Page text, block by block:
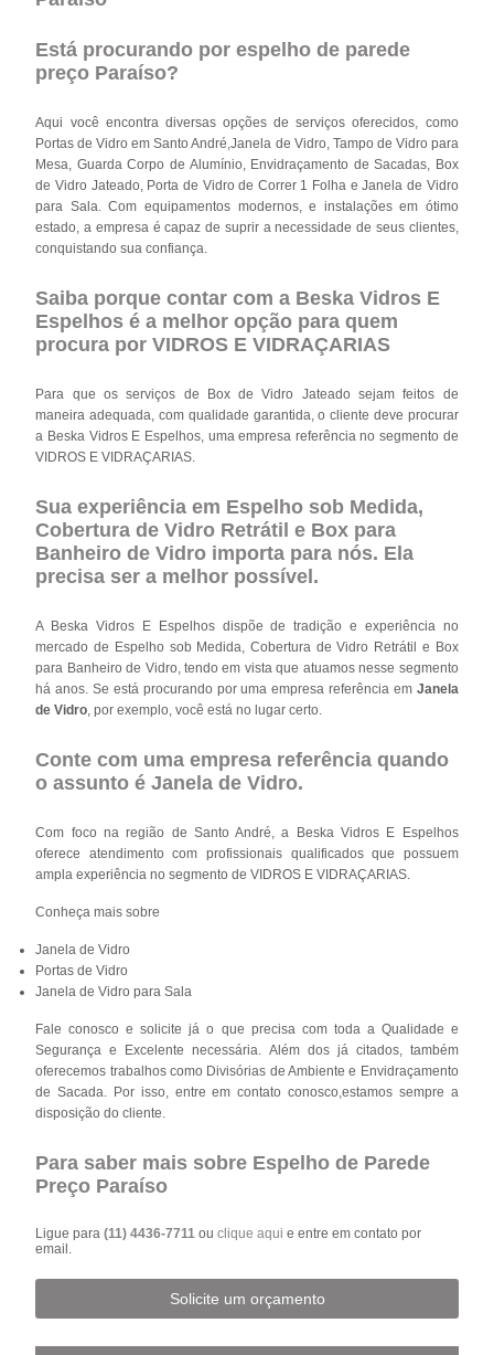
Está procurando por espelho de parede
preço Paraíso?
Aqui você encontra diversas opções de serviços oferecidos, como
Portas de Vidro em Santo André,Janela de Vidro, Tampo de Vidro para
Mesa, Guarda Corpo de Alumínio, Envidraçamento de Sacadas, Box
de Vidro Jateado, Porta de Vidro de Correr 1 Folha e Janela de Vidro
para Sala. Com equipamentos modernos, e instalações em ótimo
estado, a empresa é capaz de suprir a necessidade de seus clientes,
conquistando sua confiança.
Saiba porque contar com a Beska Vidros E
Espelhos é a melhor opção para quem
procura por VIDROS E VIDRAÇARIAS
Para que os serviços de Box de Vidro Jateado sejam feitos de
maneira adequada, com qualidade garantida, o cliente deve procurar
a Beska Vidros E Espelhos, uma empresa referência no segmento de
VIDROS E VIDRAÇARIAS.
Sua experiência em Espelho sob Medida,
Cobertura de Vidro Retrátil e Box para
Banheiro de Vidro importa para nós. Ela
precisa ser a melhor possível.
A Beska Vidros E Espelhos dispõe de tradição e experiência no
mercado de Espelho sob Medida, Cobertura de Vidro Retrátil e Box
para Banheiro de Vidro, tendo em vista que atuamos nesse segmento
há anos. Se está procurando por uma empresa referência em Janela
de Vidro , por exemplo, você está no lugar certo.
Conte com uma empresa referência quando
o assunto éJanela de Vidro.
Com foco na região de Santo André, a Beska Vidros E Espelhos
oferece atendimento com profissionais qualificados que possuem
ampla experiência no segmento de VIDROS E VIDRAÇARIAS.
Conheça mais sobre
Janela de Vidro
Portas de Vidro
Janela de Vidro para Sala
Fale conosco e solicite já o que precisa com toda a Qualidade e
Segurança e Excelente necessária. Além dos já citados, também
oferecemos trabalhos como Divisórias de Ambiente e Envidraçamento
de Sacada. Por isso, entre em contato conosco,estamos sempre a
disposição do cliente.
Para saber mais sobre Espelho de Parede
Preço Paraíso
Ligue para(11) 4436-7711ouclique aqui e entre em contato por
email.
Solicite um orçamento